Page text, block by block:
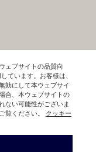
ェブサイトの品質向
ています。お客様は、
効にして本ウェブサイ
合、本ウェブサイトの
ない可能性がございま
覧ください。
クッキー